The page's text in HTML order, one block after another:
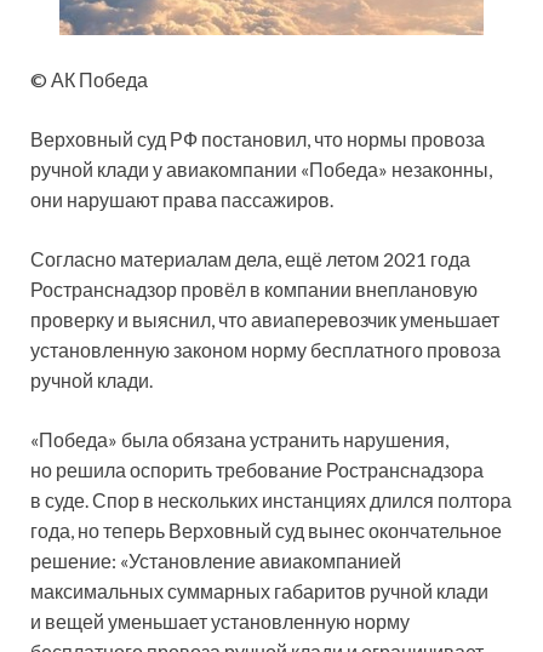
© АК Победа
Верховный суд РФ постановил, что нормы провоза
ручной клади у авиакомпании «Победа» незаконны,
они нарушают права пассажиров.
Согласно материалам дела, ещё летом 2021 года
Ространснадзор провёл в компании внеплановую
проверку и выяснил, что авиаперевозчик уменьшает
установленную законом норму бесплатного провоза
ручной клади.
«Победа» была обязана устранить нарушения,
но решила оспорить требование Ространснадзора
в суде. Спор в нескольких инстанциях длился полтора
года, но теперь Верховный суд вынес окончательное
решение: «Установление авиакомпанией
максимальных суммарных габаритов ручной клади
и вещей уменьшает установленную норму